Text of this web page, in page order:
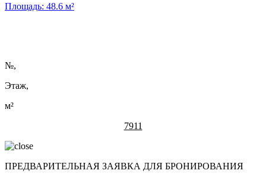
Площадь: 48.6 м²
№,
Этаж,
м²
7911
ПРЕДВАРИТЕЛЬНАЯ ЗАЯВКА ДЛЯ БРОНИРОВАНИЯ